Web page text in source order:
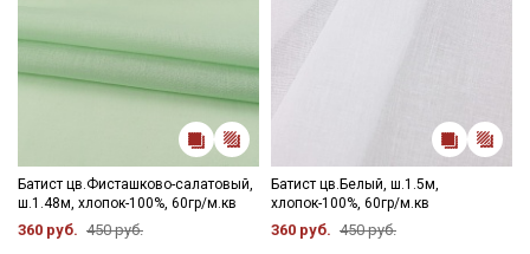
Батист цв.Фисташково-салатовый,
ш.1.48м, хлопок-100%, 60гр/м.кв
360 руб. 450 руб.
Батист цв.Белый, ш.1.5м,
хлопок-100%, 60гр/м.кв
360 руб. 450 руб.